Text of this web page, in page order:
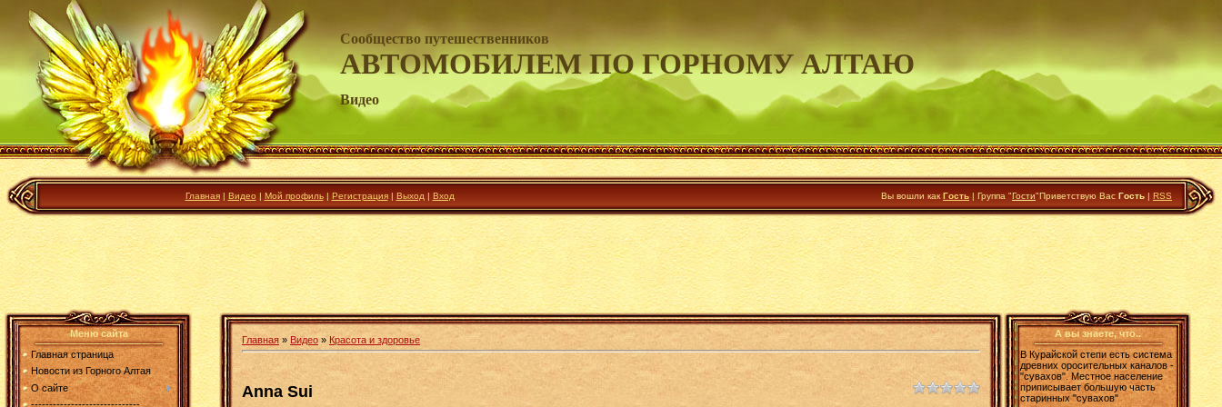
Сообщество путешественников
АВТОМОБИЛЕМ ПО ГОРНОМУ АЛТАЮ
Видео
Главная| Видео| Мой профиль| Регистрация| Выход | Вход Вы вошли как Гость | Группа "Гости"Приветствую Вас Гость | RSS
Меню сайта
Главная страница
Новости из Горного Алтая
О сайте
------------------------------
Главная » Видео» Красота и здоровье
Anna Sui
А вы знаете, что..
В Курайской степи есть система
древних оросительных каналов -
"сувахов". Местное население
приписывает большую часть
старинных "сувахов"